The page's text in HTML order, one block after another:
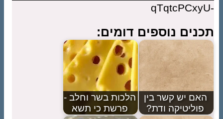
-qTqtcPCxyU
תכנים נוספים דומים:
האם יש קשר בין
פוליטיקה ודת?
הלכות בשר וחלב -
פרשת כי תשא